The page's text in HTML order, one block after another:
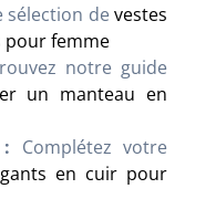
sélection devestes
pour femme
notre guide
un manteau en
Complétez votre
gants en cuir pour